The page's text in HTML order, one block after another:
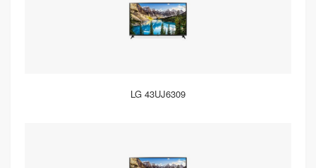
LG 43UJ6309